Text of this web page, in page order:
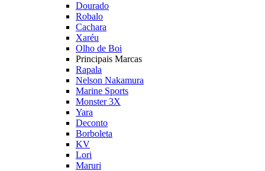
Dourado
Robalo
Cachara
Xaréu
Olho de Boi
Principais Marcas
Rapala
Nelson Nakamura
Marine Sports
Monster 3X
Yara
Deconto
Borboleta
KV
Lori
Maruri